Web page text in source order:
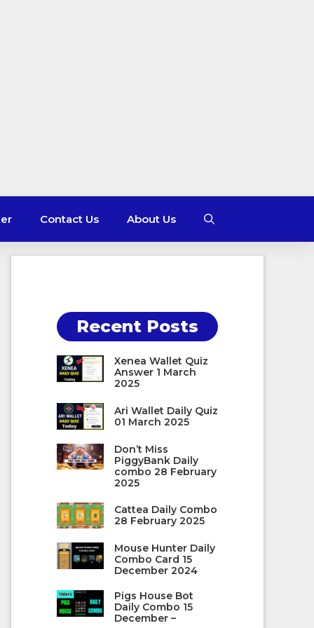
Contact Us About Us
Recent Posts
Xenea Wallet Quiz
Answer 1 March
2025
Ari Wallet Daily Quiz
01 March 2025
Don’t Miss
PiggyBank Daily
combo 28 February
2025
Cattea Daily Combo
28 February 2025
Mouse Hunter Daily
Combo Card 15
December 2024
Pigs House Bot
Daily Combo 15
December –